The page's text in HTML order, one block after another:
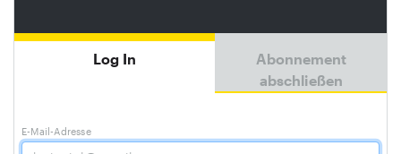
Log In
Abonnement
abschließen
E-Mail-Adresse